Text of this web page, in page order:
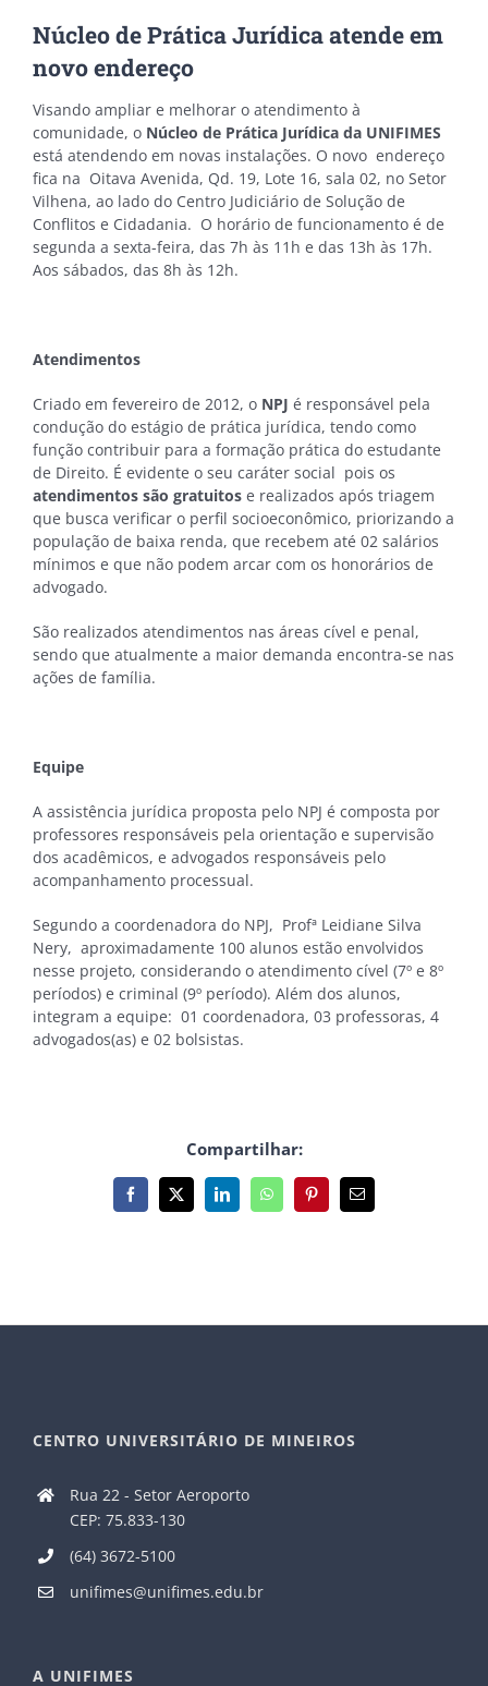
Núcleo de Prática Jurídica atende em
novo endereço
Visando ampliar e melhorar o atendimento à
comunidade, o Núcleo de Prática Jurídica da UNIFIMES
está atendendo em novas instalações. O novo endereço
fica na Oitava Avenida, Qd. 19, Lote 16, sala 02, no Setor
Vilhena, ao lado do Centro Judiciário de Solução de
Conflitos e Cidadania. O horário de funcionamento é de
segunda a sexta-feira, das 7h às 11h e das 13h às 17h.
Aos sábados, das 8h às 12h.
Atendimentos
Criado em fevereiro de 2012, o NPJ é responsável pela
condução do estágio de prática jurídica, tendo como
função contribuir para a formação prática do estudante
de Direito. É evidente o seu caráter social pois os
atendimentos são gratuitos e realizados após triagem
que busca verificar o perfil socioeconômico, priorizando a
população de baixa renda, que recebem até 02 salários
mínimos e que não podem arcar com os honorários de
advogado.
São realizados atendimentos nas áreas cível e penal,
sendo que atualmente a maior demanda encontra-se nas
ações de família.
Equipe
A assistência jurídica proposta pelo NPJ é composta por
professores responsáveis pela orientação e supervisão
dos acadêmicos, e advogados responsáveis pelo
acompanhamento processual.
Segundo a coordenadora do NPJ, Profª Leidiane Silva
Nery, aproximadamente 100 alunos estão envolvidos
nesse projeto, considerando o atendimento cível (7º e 8º
períodos) e criminal (9º período). Além dos alunos,
integram a equipe: 01 coordenadora, 03 professoras, 4
advogados(as) e 02 bolsistas.
Compartilhar:
Facebook
X LinkedInWhatsAppPinterest
E-
mail
CENTRO UNIVERSITÁRIO DE MINEIROS
Rua 22 - Setor Aeroporto
CEP: 75.833-130
(64) 3672-5100
unifimes@unifimes.edu.br
A UNIFIMES